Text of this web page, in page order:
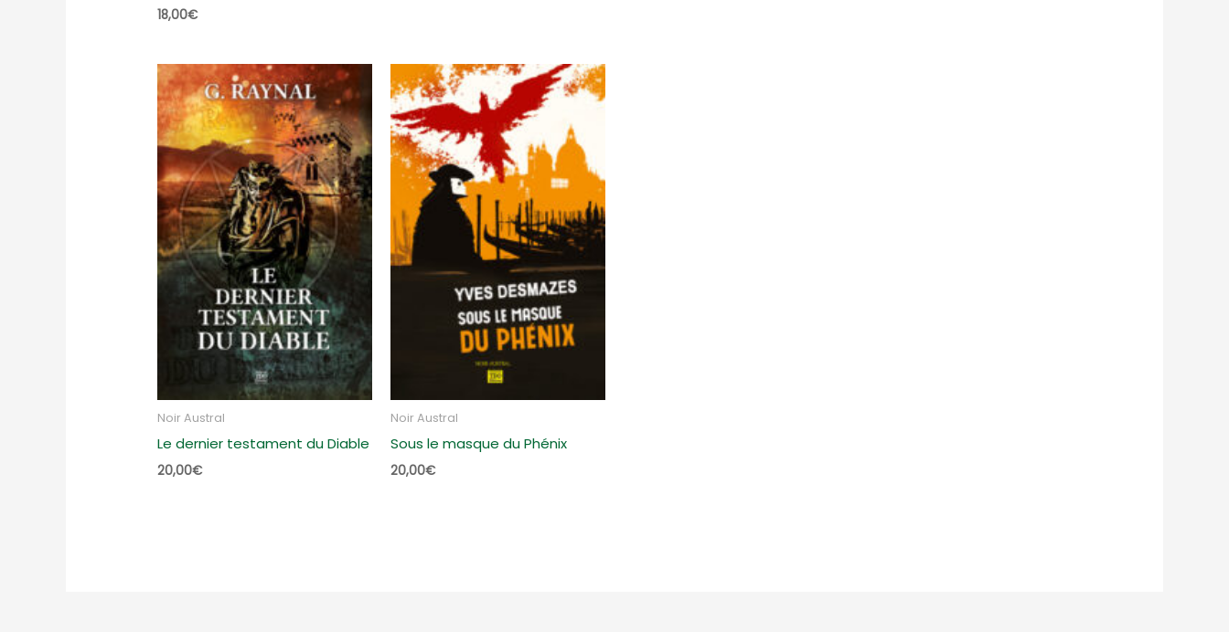
18,00€
Noir Austral
Le dernier testament du Diable
20,00€
Noir Austral
Sous le masque du Phénix
20,00€